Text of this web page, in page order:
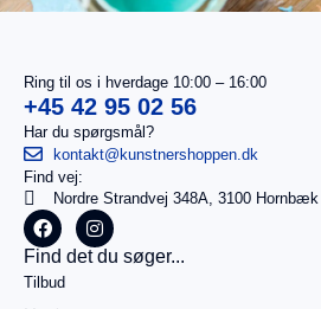
I
alt
0,00kr.
Køb for
499,00kr.
mere for
gratis
Ring til os i hverdage 10:00 – 16:00
+45 42 95 02 56
Har du spørgsmål?
kontakt@kunstnershoppen.dk
Find vej:
Nordre Strandvej 348A, 3100 Hornbæk
Find det du søger...
Tilbud